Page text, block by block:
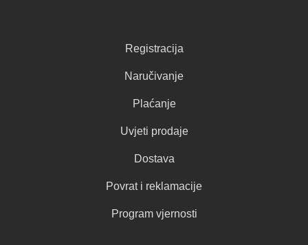
Registracija
Naručivanje
Plaćanje
Uvjeti prodaje
Dostava
Povrat i reklamacije
Program vjernosti